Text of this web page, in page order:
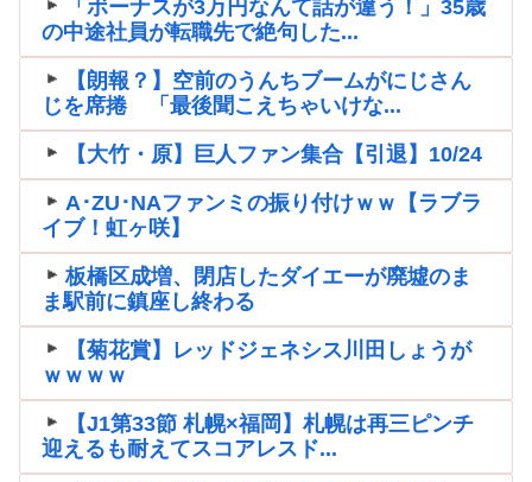
「ボーナスが3万円なんて話が違う！」35歳
の中途社員が転職先で絶句した...
【朗報？】空前のうんちブームがにじさん
じを席捲 「最後聞こえちゃいけな...
【大竹・原】巨人ファン集合【引退】10/24
A･ZU･NAファンミの振り付けｗｗ【ラブラ
イブ！虹ヶ咲】
板橋区成増、閉店したダイエーが廃墟のま
ま駅前に鎮座し終わる
【菊花賞】レッドジェネシス川田しょうが
ｗｗｗｗ
【J1第33節 札幌×福岡】札幌は再三ピンチ
迎えるも耐えてスコアレスド...